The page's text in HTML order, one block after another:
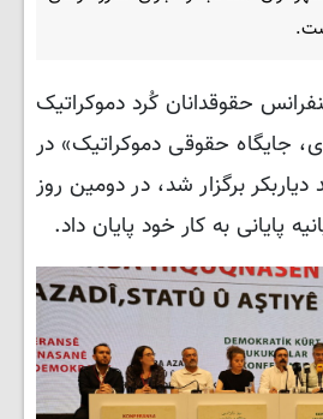
حقوقدانان کُرد دموکراتیک
جایگاه حقوقی دموکراتیک» در
برگزار شد، در دومین روز
پایانی به کار خود پایان داد.